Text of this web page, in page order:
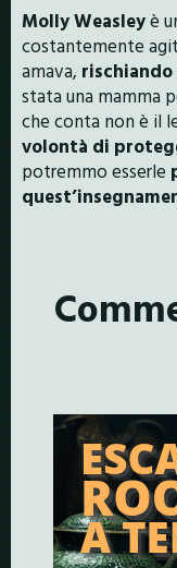
Molly Weasleyè
costantemente
amava, rischiando
stata una mamma
che conta non è il
volontà di
potremmo esserle